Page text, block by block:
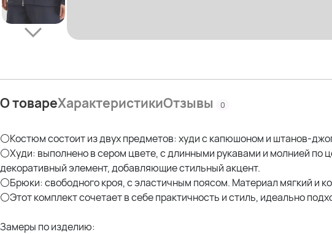
О товареХарактеристикиОтзывы 0
⚪Костюм состоит из двух предметов: худи с капюшоном и штанов-
⚪Худи: выполнено в сером цвете, с длинными рукавами и молнией
декоративный элемент, добавляющие стильный акцент.
⚪Брюки: свободного кроя, с эластичным поясом. Материал мягкий и
⚪Этот комплект сочетает в себе практичность и стиль, идеально
Замеры по изделию: